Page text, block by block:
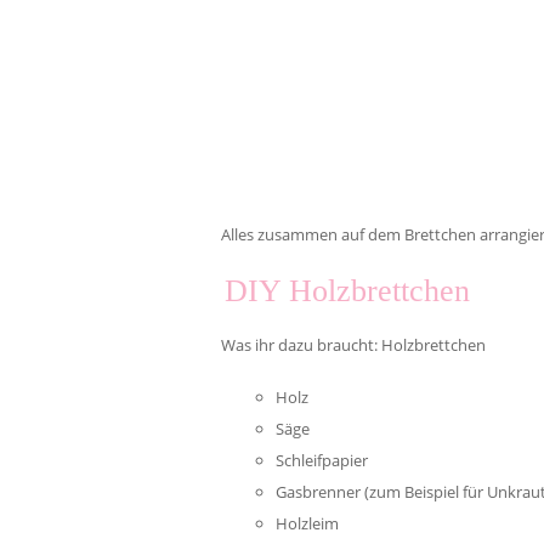
Alles zusammen auf dem Brettchen
DIY Holzbrettchen
Was ihr dazu braucht: Holzbrettchen
Holz
Säge
Schleifpapier
Gasbrenner (zum Beispiel für
Holzleim